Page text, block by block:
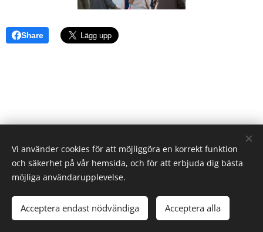
Share
© 2024 Alla rättigheter reserverade
Cookies
English
Vi använder cookies för att möjliggöra en korrekt funktion
och säkerhet på vår hemsida, och för att erbjuda dig bästa
möjliga användarupplevelse.
Acceptera endast nödvändiga Acceptera alla